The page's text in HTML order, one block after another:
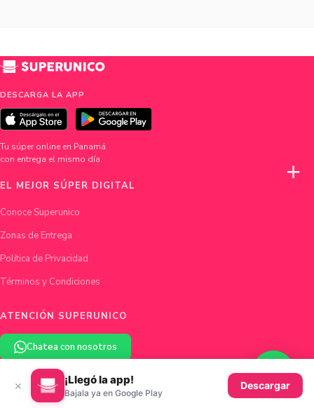
DESCARGA LA APP
Tu súper online en Panamá
con entrega el mismo día.
EL MEJOR SÚPER DIGITAL
Conoce Superunico
Zonas de Entrega
Política de Privacidad
Términos y Condiciones
ATENCIÓN SUPERUNICO
Chatea con nosotros
hola@superunico.com
Ciudad de Panamá, Panamá
× ¡Llegó la app!
Bajala ya en Google Play
Descargar